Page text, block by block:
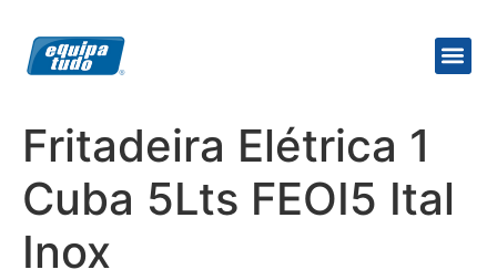
Fritadeira Elétrica 1
Cuba 5Lts FEOI5 Ital
Inox